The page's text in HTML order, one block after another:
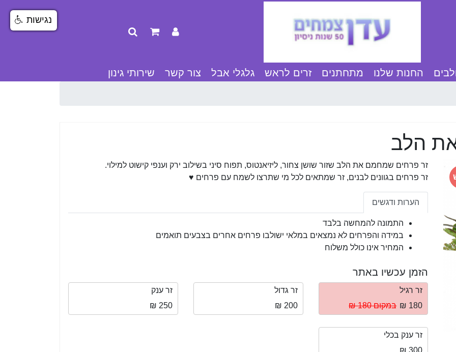
החנות שלנו מתחתנים זרים לראש גלגלי אבל צור קשר שירותי גינון
הלב
זר פרחים שמחמם את הלב שזור שושן צחור, ליזיאנטוס, תפוח סיני בשילוב ירק וענפי קישוט למילוי.
זר פרחים בגוונים לבנים, זר שמתאים לכל מי שתרצו לשמח עם פרחים ♥
הערות ודגשים
התמונה להמחשה בלבד
במידה והפרחים לא נמצאים במלאי ישולבו פרחים אחרים בצבעים תואמים
המחיר אינו כולל משלוח
הזמן עכשיו באתר
זר רגיל
180 ₪
במקום 180 ₪
זר גדול
200 ₪
זר ענק
250 ₪
זר ענק בכלי
300 ₪
נגישות